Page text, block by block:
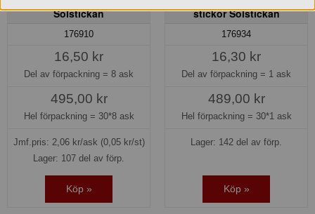
Solstickan
176910
16,50 kr
Del av förpackning = 8 ask
495,00 kr
Hel förpackning = 30*8 ask
Jmf.pris: 2,06kr/ask (0,05 kr/st)
Lager: 107 del av förp.
Köp »
stickor Solstickan
176934
16,30 kr
Del av förpackning = 1 ask
489,00 kr
Hel förpackning = 30*1 ask
Lager: 142 del av förp.
Köp »